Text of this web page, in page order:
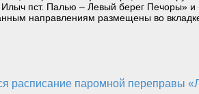
пст. Палью – Левый берег Печоры»
направлениям размещены во